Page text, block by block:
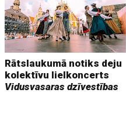
Rātslaukumā notiks deju
kolektīvu lielkoncerts
Vidusvasaras dzīvestības